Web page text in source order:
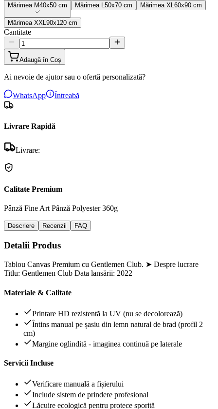
Mărimea M40x50 cm Mărimea 50x70 cm Mărimea XL 60x90 cm
Mărimea XXL 90x120 cm
Cantitate
Adaugă în Coș
Ai nevoie de ajutor sau o ofertă personalizată?
WhatsApp Întreabă
Livrare Rapidă
Livrare:
Calitate Premium
Pânză Fine Art Pânză Polyester 360g
Descriere Recenzii FAQ
Detalii Produs
Tablou Canvas Premium cu Gentlemen Club. ➤ Despre lucrare
Titlu: Gentlemen Club Data lansării: 2022
Materiale & Calitate
Printare HD rezistentă la UV (nu se decolorează)
Întins manual pe șasiu din lemn natural de brad (profil 2
cm)
Margine oglindită - imaginea continuă pe laterale
Servicii Incluse
Verificare manuală a fișierului
Include sistem de prindere profesional
Lăcuire ecologică pentru protece sporită